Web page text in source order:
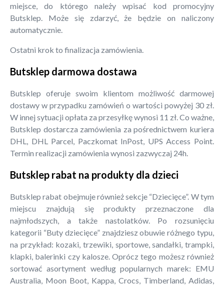
miejsce, do którego należy wpisać kod promocyjny
Butsklep. Może się zdarzyć, że będzie on naliczony
automatycznie.
Ostatni krok to finalizacja zamówienia.
Butsklep darmowa dostawa
Butsklep oferuje swoim klientom możliwość darmowej
dostawy w przypadku zamówień o wartości powyżej 30 zł.
W innej sytuacji opłata za przesyłkę wynosi 11 zł. Co ważne,
Butsklep dostarcza zamówienia za pośrednictwem kuriera
DHL, DHL Parcel, Paczkomat InPost, UPS Access Point.
Termin realizacji zamówienia wynosi zazwyczaj 24h.
Butsklep rabat na produkty dla dzieci
Butsklep rabat obejmuje również sekcje “Dziecięce”. W tym
miejscu znajdują się produkty przeznaczone dla
najmłodszych, a także nastolatków. Po rozsunięciu
kategorii “Buty dziecięce” znajdziesz obuwie różnego typu,
na przykład: kozaki, trzewiki, sportowe, sandałki, trampki,
klapki, balerinki czy kalosze. Oprócz tego możesz również
sortować asortyment według popularnych marek: EMU
Australia, Moon Boot, Kappa, Crocs, Timberland, Adidas,